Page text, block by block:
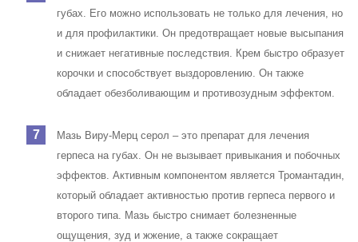
губах. Его можно использовать не только для лечения, но
и для профилактики. Он предотвращает новые высыпания
и снижает негативные последствия. Крем быстро образует
корочки и способствует выздоровлению. Он также
обладает обезболивающим и противозудным эффектом.
Мазь Виру-Мерц серол – это препарат для лечения
герпеса на губах. Он не вызывает привыкания и побочных
эффектов. Активным компонентом является Тромантадин,
который обладает активностью против герпеса первого и
второго типа. Мазь быстро снимает болезненные
ощущения, зуд и жжение, а также сокращает